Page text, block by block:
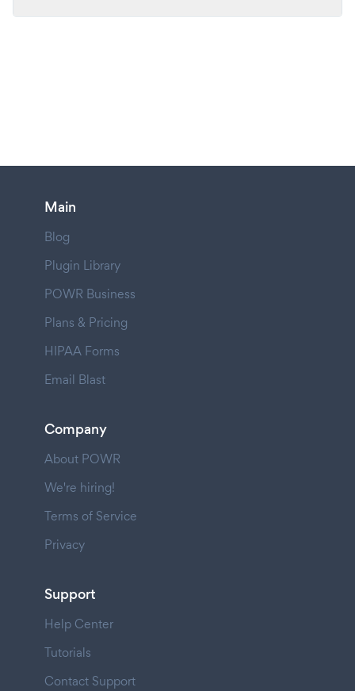
Main
Blog
Plugin Library
POWR Business
Plans & Pricing
HIPAA Forms
Email Blast
Company
About POWR
We're hiring!
Terms of Service
Privacy
Support
Help Center
Tutorials
Contact Support